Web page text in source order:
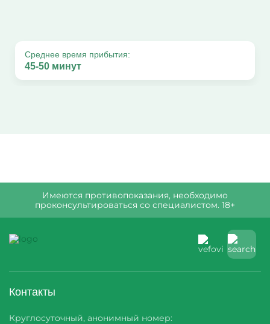
Среднее время прибытия:
45-50 минут
Имеются противопоказания, необходимо
проконсультироваться со специалистом. 18+
Контакты
Круглосуточный, анонимный номер: